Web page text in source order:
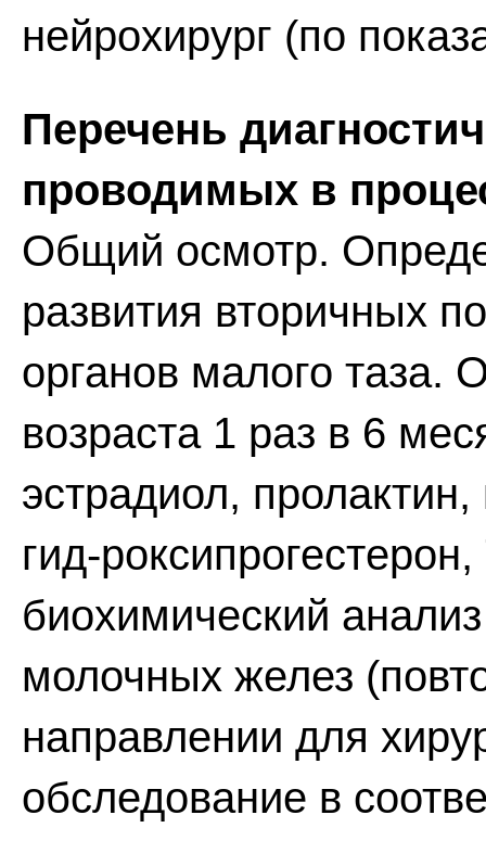
нейрохирург (по
Перечень
проводимых в
Общий осмотр.
развития вторичных
органов малого таза.
возраста 1 раз в 6
эстрадиол, пролактин,
гид-
биохимический
молочных желез
направлении для
обследование в